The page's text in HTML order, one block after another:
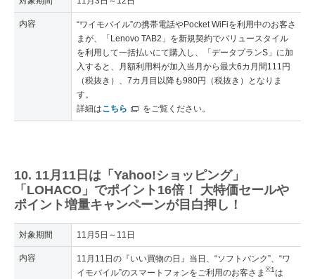
内容
“ワイモバイル”の携帯電話やPocket WiFiを利用中のお客さ
まが、「Lenovo TAB2」を新規契約でバリュースタイル
を利用して一括払いにて購入し、「データプランS」に加
入すると、月額利用料が加入当月から最大6カ月間111円
（税抜き）、7カ月目以降も980円（税抜き）となりま
す。
詳細はこちら をご覧ください。
10. 11月11日は「Yahoo!ショッピング」
「LOHACO」でポイント16倍！ 大特価セールや
ポイント増量キャンペーンが目白押し！
対象期間 11月5日～11日
内容
11月11日の『いい買物の日』当日、“ソフトバンク”、“ワ
イモバイル”のスマートフォンをご利用のお客さま ※1は